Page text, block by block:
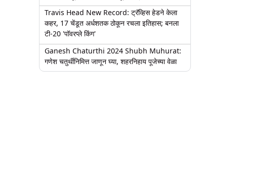
Travis Head New Record: ट्रॅव्हिस हेडने केला
कहर, 17 चेंडूत अर्धशतक ठोकून रचला इतिहास; बनला
टी-20 'पॉवरप्ले किंग'
Ganesh Chaturthi 2024 Shubh Muhurat:
गणेश चतुर्थीनिमित्त जाणून घ्या, शहरनिहाय पूजेच्या वेळा